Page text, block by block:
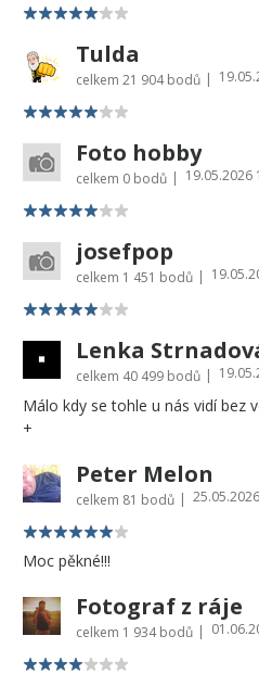
Tulda
celkem 21 904 bodů |
Foto hobby
celkem 0 bodů | 19.05.2026
josefpop
celkem 1 451 bodů |
Lenka
celkem 40 499 bodů |
Málo kdy se tohle u nás vidí bez
+
Peter Melon
celkem 81 bodů |
Moc pěkné!!!
Fotograf z ráje
celkem 1 934 bodů |